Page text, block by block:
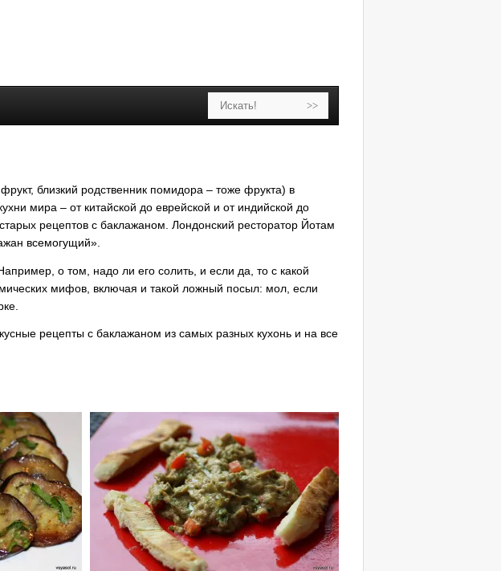
близкий родственник помидора – тоже фрукта) в
мира – от китайской до еврейской и от индийской до
рецептов с баклажаном. Лондонский ресторатор Йотам
всемогущий».
о том, надо ли его солить, и если да, то с какой
мифов, включая и такой ложный посыл: мол, если
рецепты с баклажаном из самых разных кухонь и на все